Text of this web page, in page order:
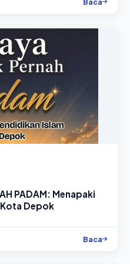
Baca
PADAM: Menapaki
Kota Depok
Baca